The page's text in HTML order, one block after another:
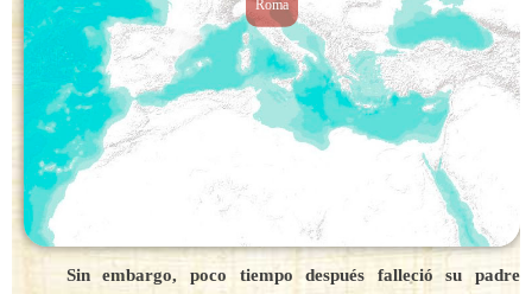
Roma
Sin embargo, poco tiempo después falleció su padre